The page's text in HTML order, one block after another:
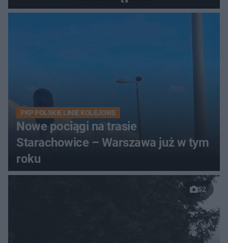
PKP POLSKIE LINIE KOLEJOWE
Nowe pociągi na trasie
Starachowice – Warszawa już w tym
roku
52